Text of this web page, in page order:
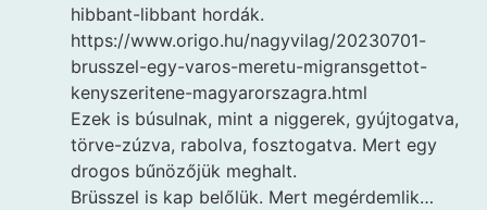
hibbant-libbant hordák.
https://www.origo.hu/nagyvilag/20230701-
brusszel-egy-varos-meretu-migransgettot-
kenyszeritene-magyarorszagra.html
Ezek is búsulnak, mint a niggerek, gyújtogatva,
törve-zúzva, rabolva, fosztogatva. Mert egy
drogos bűnözőjük meghalt.
Brüsszel is kap belőlük. Mert megérdemlik…